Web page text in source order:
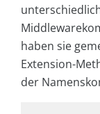
haben sie
Extension-
der